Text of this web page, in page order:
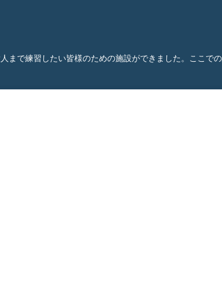
で練習したい皆様のための施設ができました。ここで